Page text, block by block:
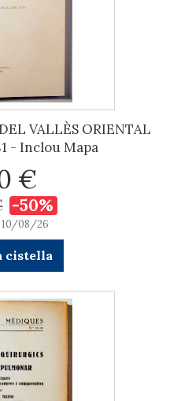
VALLÈS ORIENTAL
- Inclou Mapa
€
-50%
10/08/26
cistella